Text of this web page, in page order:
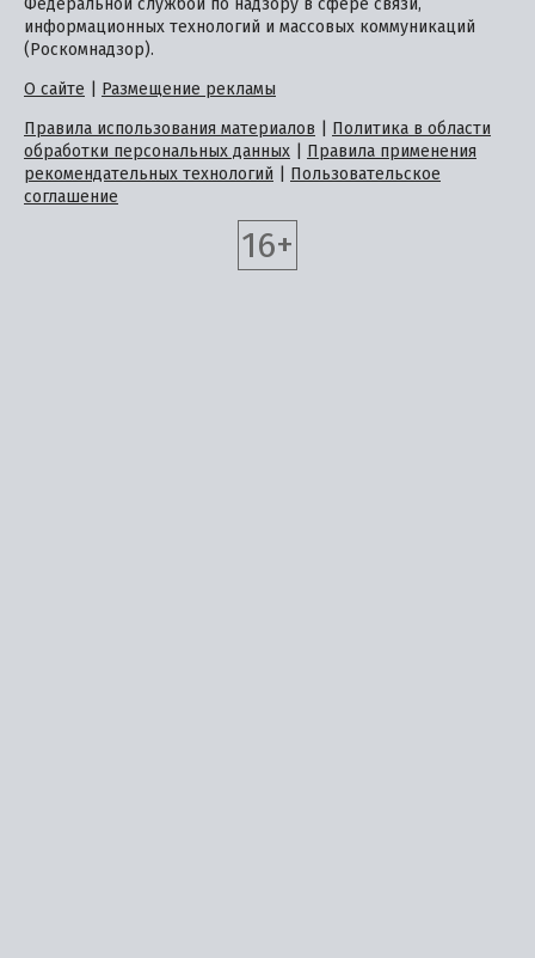
Федеральной службой по надзору в сфере связи,
информационных технологий и массовых коммуникаций
(Роскомнадзор).
О сайте
Размещение рекламы
Правила использования материалов
Политика в области
обработки персональных данных
Правила применения
рекомендательных технологий
Пользовательское
соглашение
16+